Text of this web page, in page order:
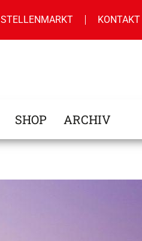
STELLENMARKT KONTAKT
SHOP ARCHIV